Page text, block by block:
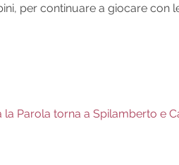
per continuare a giocare con
la Parola torna a Spilamberto e